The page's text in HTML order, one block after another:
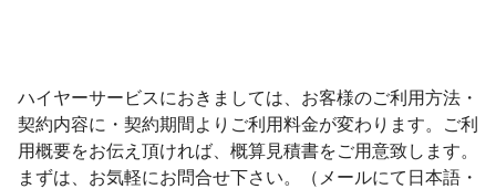
ハイヤーサービスにおきましては、お客様のご利用方法・
契約内容に・契約期間よりご利用料金が変わります。ご利
用概要をお伝え頂ければ、概算見積書をご用意致します。
まずは、お気軽にお問合せ下さい。（メールにて日本語・